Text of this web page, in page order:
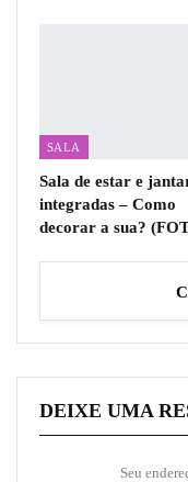
SALA
Sala de estar e
integradas – Como
decorar a sua?
DEIXE UMA
Seu